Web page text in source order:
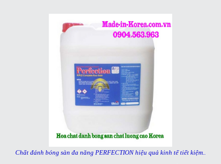
Chất đánh bóng sàn đa năng PERFECTION hiệu quả kinh tế tiết kiệm..